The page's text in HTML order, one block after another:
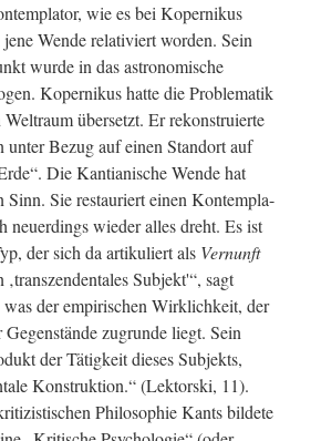
wie es bei Kopernikus
Wende relativiert worden. Sein
wurde in das astronomische
Kopernikus hatte die Problematik
übersetzt. Er rekonstruierte
unter Bezug auf einen Standort auf
Die Kantianische Wende hat
Sinn. Sie restauriert einen Kontempla-
neuerdings wieder alles dreht. Es ist
der sich da artikuliert als Vernunft
‚transzendentales Subjekt'“, sagt
der empirischen Wirklichkeit, der
zugrunde liegt. Sein
der Tätigkeit dieses Subjekts,
Konstruktion.“ (Lektorski, 11).
Philosophie Kants bildete